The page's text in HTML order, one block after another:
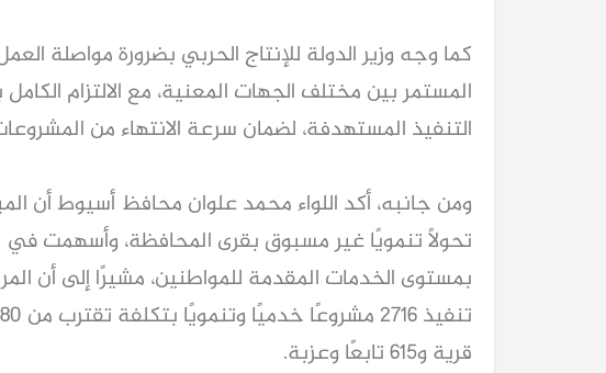
كما وجه وزير الدولة للإنتاج الحربي بضرورة مواصلة
المستمر بين مختلف الجهات المعنية، مع الالتزام
التنفيذ المستهدفة، لضمان سرعة الانتهاء من
ومن جانبه، أكد اللواء محمد علوان محافظ أسيوط أن
تحولًا تنمويًا غير مسبوق بقرى المحافظة، وأسهمت في
بمستوى الخدمات المقدمة للمواطنين، مشيرًا إلى أن
قرية و615 تابعًا وعزبة.